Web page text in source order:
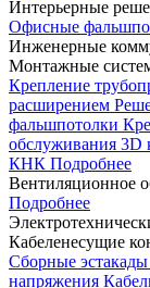
Интерьерные
Офисные
Инженерные
Монтажные
Крепление
расширением
фальшпотолки
обслуживания 3D
КНК Подробнее
Вентиляционное
Подробнее
Кабеленесущие
Сборные эстакады
напряжения